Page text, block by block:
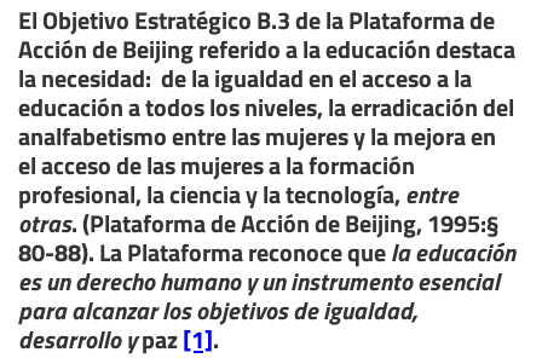
El Objetivo Estratégico B.3 de la Plataforma de
Acción de Beijing referido a la educación destaca
la necesidad: de la igualdad en el acceso a la
educación a todos los niveles, la erradicación del
analfabetismo entre las mujeres y la mejora en
el acceso de las mujeres a la formación
profesional, la ciencia y la tecnología,entre
otras. (Plataforma de Acción de Beijing, 1995:§
80-88). La Plataforma reconoce quela educación
es un derecho humano y un instrumento esencial
para alcanzar los objetivos de igualdad,
desarrollo ypaz[1].